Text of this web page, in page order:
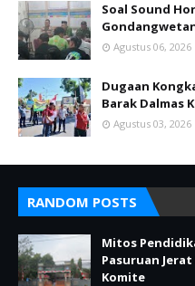
Soal Sound
Agustus 06, 2026
Dugaan
Barak Dalmas
Agustus 03, 2026
RANDOM POSTS
Mitos
Pasuruan
Komite